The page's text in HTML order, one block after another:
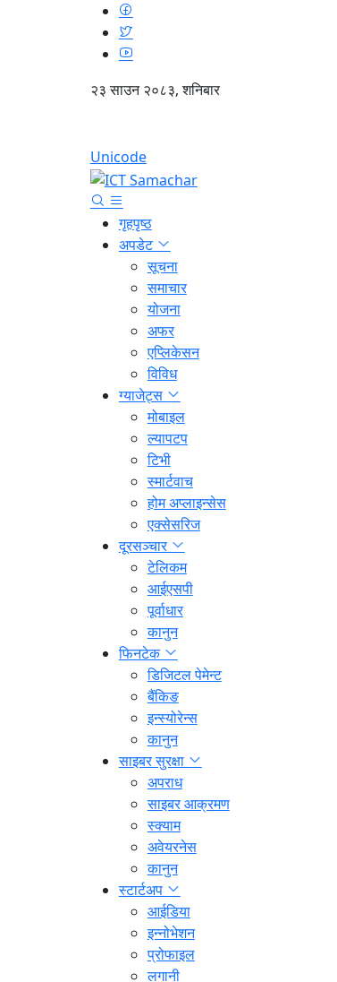
२३ साउन २०८३, शनिबार
Unicode
गृहपृष्ठ
अपडेट
सूचना
समाचार
योजना
अफर
एप्लिकेसन
विविध
ग्याजेट्स
मोबाइल
ल्यापटप
टिभी
स्मार्टवाच
होम अप्लाइन्सेस
एक्सेसरिज
दूरसञ्चार
टेलिकम
आईएसपी
पूर्वाधार
कानुन
फिनटेक
डिजिटल पेमेन्ट
बैंकिङ
इन्स्योरेन्स
कानुन
साइबर सुरक्षा
अपराध
साइबर आक्रमण
स्क्याम
अवेयरनेस
कानुन
स्टार्टअप
आईडिया
इन्नोभेशन
प्रोफाइल
लगानी